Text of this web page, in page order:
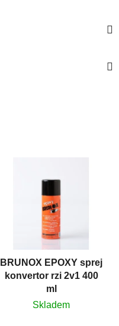
BRUNOX EPOXY sprej
konvertor rzi 2v1 400
ml
Skladem